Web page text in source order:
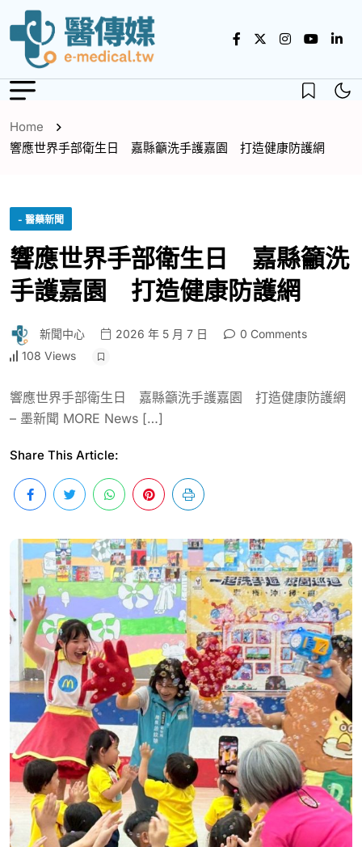
Home
響應世界手部衛生日 嘉縣籲洗手護嘉園 打造健康防護網
- 醫藥新聞
響應世界手部衛生日 嘉縣籲洗
手護嘉園 打造健康防護網
新聞中心 2026 年 5 月 7 日
0 Comments
108 Views
響應世界手部衛生日 嘉縣籲洗手護嘉園 打造健康防護網
– 墨新聞 MORE News […]
Share This Article: